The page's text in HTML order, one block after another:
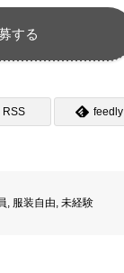
する
RSS feedly
, 服装自由, 未経験